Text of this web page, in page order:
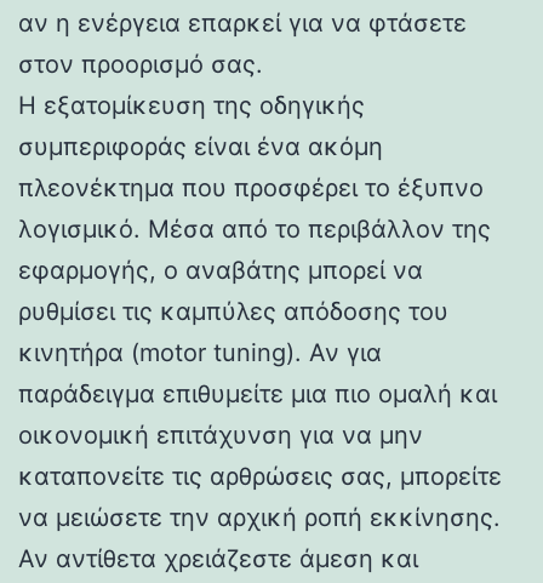
αν η ενέργεια επαρκεί για να φτάσετε
στον προορισμό σας.
Η εξατομίκευση της οδηγικής
συμπεριφοράς είναι ένα ακόμη
πλεονέκτημα που προσφέρει το έξυπνο
λογισμικό. Μέσα από το περιβάλλον της
εφαρμογής, ο αναβάτης μπορεί να
ρυθμίσει τις καμπύλες απόδοσης του
κινητήρα (motor tuning). Αν για
παράδειγμα επιθυμείτε μια πιο ομαλή και
οικονομική επιτάχυνση για να μην
καταπονείτε τις αρθρώσεις σας, μπορείτε
να μειώσετε την αρχική ροπή εκκίνησης.
Αν αντίθετα χρειάζεστε άμεση και